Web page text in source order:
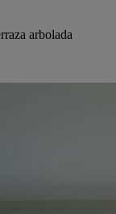
arbolada